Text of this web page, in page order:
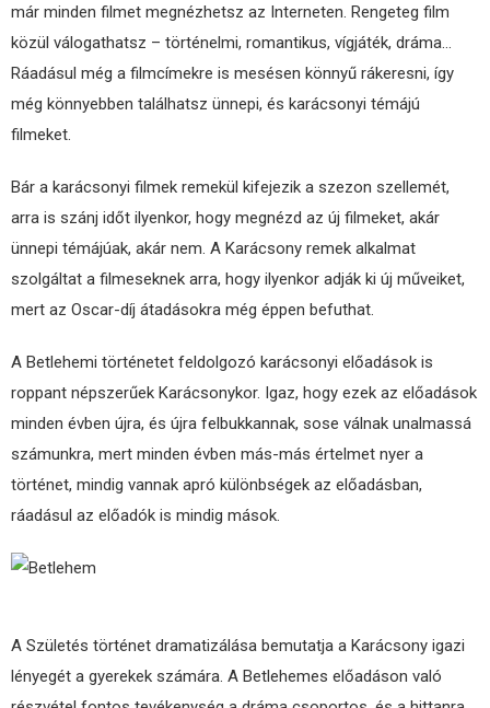
már minden filmet megnézhetsz az Interneten. Rengeteg film
közül válogathatsz – történelmi, romantikus, vígjáték, dráma…
Ráadásul még a filmcímekre is mesésen könnyű rákeresni, így
még könnyebben találhatsz ünnepi, és karácsonyi témájú
filmeket.
Bár a karácsonyi filmek remekül kifejezik a szezon szellemét,
arra is szánj időt ilyenkor, hogy megnézd az új filmeket, akár
ünnepi témájúak, akár nem. A Karácsony remek alkalmat
szolgáltat a filmeseknek arra, hogy ilyenkor adják ki új műveiket,
mert az Oscar-díj átadásokra még éppen befuthat.
A Betlehemi történetet feldolgozó karácsonyi előadások is
roppant népszerűek Karácsonykor. Igaz, hogy ezek az előadások
minden évben újra, és újra felbukkannak, sose válnak unalmassá
számunkra, mert minden évben más-más értelmet nyer a
történet, mindig vannak apró különbségek az előadásban,
ráadásul az előadók is mindig mások.
A Születés történet dramatizálása bemutatja a Karácsony igazi
lényegét a gyerekek számára. A Betlehemes előadáson való